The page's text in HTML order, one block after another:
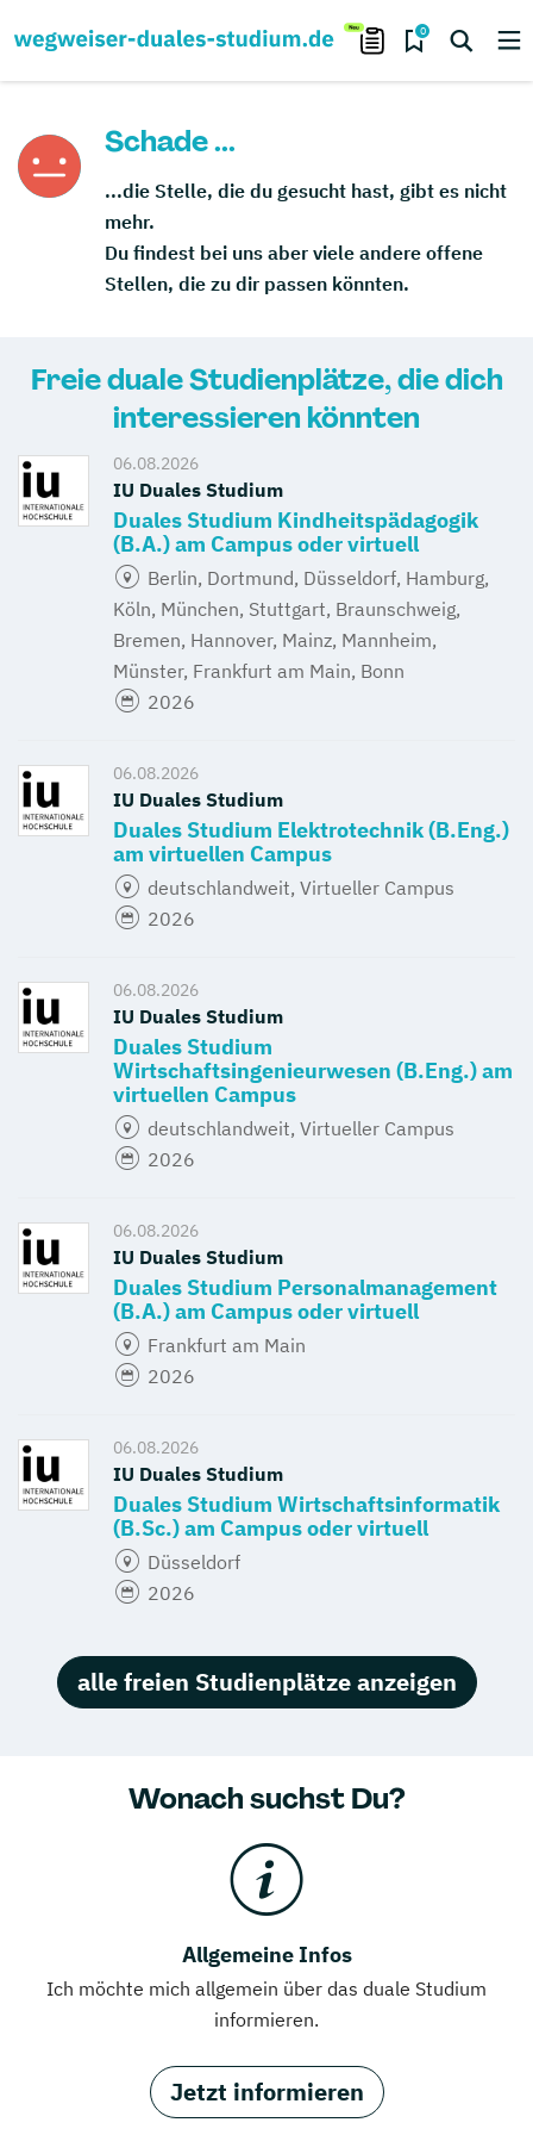
0
Schade ...
...die Stelle, die du gesucht hast, gibt es nicht
mehr.
Du findest bei uns aber viele andere offene
Stellen, die zu dir passen könnten.
Freie duale Studienplätze, die dich
interessieren könnten
06.08.2026
IU Duales Studium
Duales Studium Kindheitspädagogik
(B.A.) am Campus oder virtuell
Berlin, Dortmund, Düsseldorf, Hamburg,
Köln, München, Stuttgart, Braunschweig,
Bremen, Hannover, Mainz, Mannheim,
Münster, Frankfurt am Main, Bonn
2026
06.08.2026
IU Duales Studium
Duales Studium Elektrotechnik (B.Eng.)
am virtuellen Campus
deutschlandweit, Virtueller Campus
2026
06.08.2026
IU Duales Studium
Duales Studium
Wirtschaftsingenieurwesen (B.Eng.) am
virtuellen Campus
deutschlandweit, Virtueller Campus
2026
06.08.2026
IU Duales Studium
Duales Studium Personalmanagement
(B.A.) am Campus oder virtuell
Frankfurt am Main
2026
06.08.2026
IU Duales Studium
Duales Studium Wirtschaftsinformatik
(B.Sc.) am Campus oder virtuell
Düsseldorf
2026
alle freien Studienplätze anzeigen
Wonach suchst Du?
Allgemeine Infos
Ich möchte mich allgemein über das duale Studium
informieren.
Jetzt informieren